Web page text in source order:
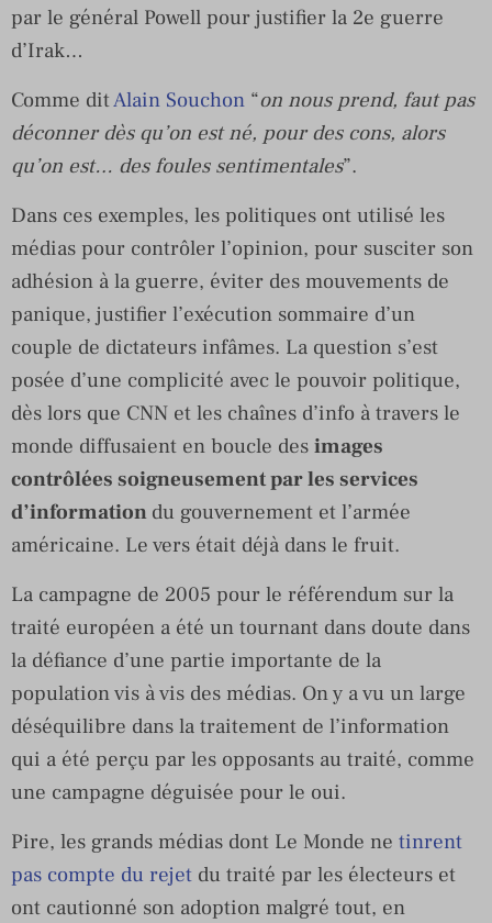
par le général Powell pour justifier la 2e guerre
d’Irak…
Comme ditAlain Souchon “on nous prend, faut pas
déconner dès qu’on est né, pour des cons, alors
qu’on est… des foules sentimentales”.
Dans ces exemples, les politiques ont utilisé les
médias pour contrôler l’opinion, pour susciter son
adhésion à la guerre, éviter des mouvements de
panique, justifier l’exécution sommaire d’un
couple de dictateurs infâmes. La question s’est
posée d’une complicité avec le pouvoir politique,
dès lors que CNN et les chaînes d’info à travers le
monde diffusaient en boucle des images
contrôlées soigneusement par les services
d’information du gouvernement et l’armée
américaine. Le vers était déjà dans le fruit.
La campagne de 2005 pour le référendum sur la
traité européen a été un tournant dans doute dans
la défiance d’une partie importante de la
population vis à vis des médias. On y a vu un large
déséquilibre dans la traitement de l’information
qui a été perçu par les opposants au traité, comme
une campagne déguisée pour le oui.
Pire, les grands médias dont Le Monde ne tinrent
pas compte du rejet du traité par les électeurs et
ont cautionné son adoption malgré tout, en